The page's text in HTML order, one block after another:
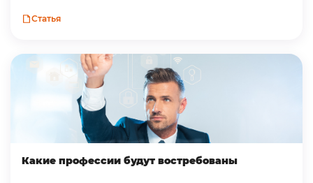
Статья
Какие профессии будут востребованы